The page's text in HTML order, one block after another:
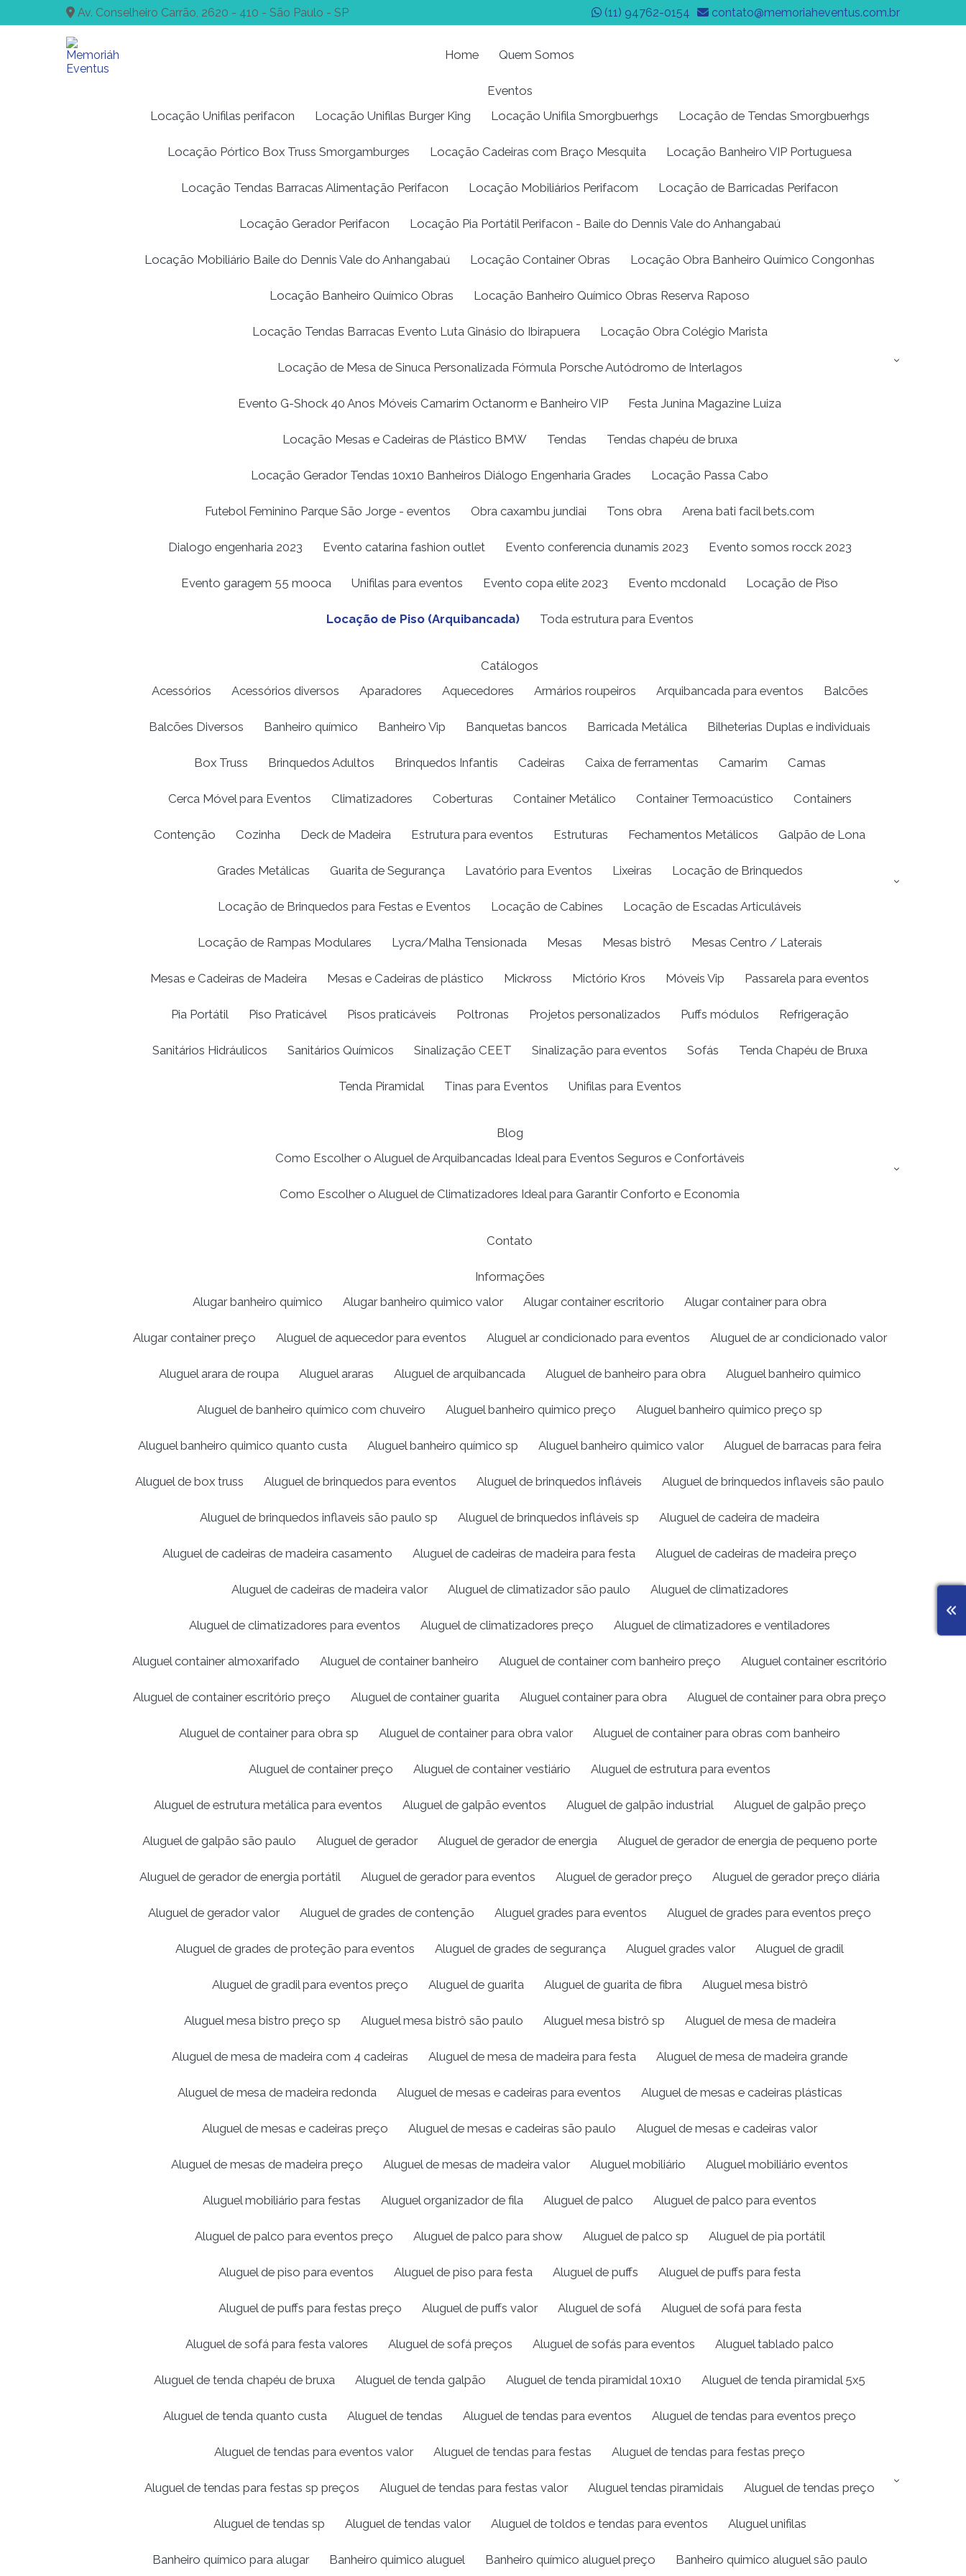
Av. Conselheiro Carrão, 2620 - 410 - São Paulo - SP (11) 94762-0154 contato@memoriaheventus.com.br
Home Quem Somos
Eventos
Locação Unifilas perifacon
Locação Unifilas Burger King Locação Unifila Smorgbuerhgs Locação de Tendas Smorgbuerhgs
Locação Pórtico Box Truss Smorgamburges Locação Cadeiras com Braço Mesquita Locação Banheiro VIP Portuguesa
Locação Tendas Barracas Alimentação Perifacon Locação Mobiliários Perifacom Locação de Barricadas Perifacon
Locação Gerador Perifacon Locação Pia Portátil Perifacon - Baile do Dennis Vale do Anhangabaú
Locação Mobiliário Baile do Dennis Vale do Anhangabaú Locação Container Obras Locação Obra Banheiro Químico Congonhas
Locação Banheiro Químico Obras Locação Banheiro Químico Obras Reserva Raposo
Locação Tendas Barracas Evento Luta Ginásio do Ibirapuera Locação Obra Colégio Marista
Locação de Mesa de Sinuca Personalizada Fórmula Porsche Autódromo de Interlagos
Evento G-Shock 40 Anos Móveis Camarim Octanorm e Banheiro VIP Festa Junina Magazine Luiza
Locação Mesas e Cadeiras de Plástico BMW Tendas Tendas chapéu de bruxa
Locação Gerador Tendas 10x10 Banheiros Diálogo Engenharia Grades Locação Passa Cabo
Futebol Feminino Parque São Jorge - eventos Obra caxambu jundiai Tons obra Arena bati facil bets.com
Dialogo engenharia 2023 Evento catarina fashion outlet Evento conferencia dunamis 2023 Evento somos rocck 2023
Evento garagem 55 mooca Unifilas para eventos Evento copa elite 2023 Evento mcdonald Locação de Piso
Locação de Piso (Arquibancada) Toda estrutura para Eventos
Catálogos
Acessórios
Acessórios diversos Aparadores Aquecedores Armários roupeiros Arquibancada para eventos Balcões
Balcões Diversos Banheiro químico Banheiro Vip Banquetas bancos Barricada Metálica Bilheterias Duplas e individuais
Box Truss Brinquedos Adultos Brinquedos Infantis Cadeiras Caixa de ferramentas Camarim Camas
Cerca Móvel para Eventos Climatizadores Coberturas Container Metálico Container Termoacústico Containers
Contenção Cozinha Deck de Madeira Estrutura para eventos Estruturas Fechamentos Metálicos Galpão de Lona
Grades Metálicas Guarita de Segurança Lavatório para Eventos Lixeiras Locação de Brinquedos
Locação de Brinquedos para Festas e Eventos Locação de Cabines Locação de Escadas Articuláveis
Locação de Rampas Modulares Lycra/Malha Tensionada Mesas Mesas bistrô Mesas Centro / Laterais
Mesas e Cadeiras de Madeira Mesas e Cadeiras de plástico Mickross Mictório Kros Móveis Vip Passarela para eventos
Pia Portátil Piso Praticável Pisos praticáveis Poltronas Projetos personalizados Puffs módulos Refrigeração
Sanitários Hidráulicos Sanitários Químicos Sinalização CEET Sinalização para eventos Sofás Tenda Chapéu de Bruxa
Tenda Piramidal Tinas para Eventos Unifilas para Eventos
Blog
Como Escolher o Aluguel de Arquibancadas Ideal para Eventos Seguros e Confortáveis
Como Escolher o Aluguel de Climatizadores Ideal para Garantir Conforto e Economia
Contato
Informações
Alugar banheiro químico
Alugar banheiro quimico valor Alugar container escritorio Alugar container para obra
Alugar container preço Aluguel de aquecedor para eventos Aluguel ar condicionado para eventos Aluguel de ar condicionado valor
Aluguel arara de roupa Aluguel araras Aluguel de arquibancada Aluguel de banheiro para obra Aluguel banheiro quimico
Aluguel de banheiro químico com chuveiro Aluguel banheiro quimico preço Aluguel banheiro quimico preço sp
Aluguel banheiro quimico quanto custa Aluguel banheiro químico sp Aluguel banheiro quimico valor Aluguel de barracas para feira
Aluguel de box truss Aluguel de brinquedos para eventos Aluguel de brinquedos infláveis Aluguel de brinquedos inflaveis são paulo
Aluguel de brinquedos inflaveis são paulo sp Aluguel de brinquedos infláveis sp Aluguel de cadeira de madeira
Aluguel de cadeiras de madeira casamento Aluguel de cadeiras de madeira para festa Aluguel de cadeiras de madeira preço
Aluguel de cadeiras de madeira valor Aluguel de climatizador são paulo Aluguel de climatizadores
Aluguel de climatizadores para eventos Aluguel de climatizadores preço Aluguel de climatizadores e ventiladores
Aluguel container almoxarifado Aluguel de container banheiro Aluguel de container com banheiro preço Aluguel container escritório
Aluguel de container escritório preço Aluguel de container guarita Aluguel container para obra Aluguel de container para obra preço
Aluguel de container para obra sp Aluguel de container para obra valor Aluguel de container para obras com banheiro
Aluguel de container preço Aluguel de container vestiário Aluguel de estrutura para eventos
Aluguel de estrutura metálica para eventos Aluguel de galpão eventos Aluguel de galpão industrial Aluguel de galpão preço
Aluguel de galpão são paulo Aluguel de gerador Aluguel de gerador de energia Aluguel de gerador de energia de pequeno porte
Aluguel de gerador de energia portátil Aluguel de gerador para eventos Aluguel de gerador preço Aluguel de gerador preço diária
Aluguel de gerador valor Aluguel de grades de contenção Aluguel grades para eventos Aluguel de grades para eventos preço
Aluguel de grades de proteção para eventos Aluguel de grades de segurança Aluguel grades valor Aluguel de gradil
Aluguel de gradil para eventos preço Aluguel de guarita Aluguel de guarita de fibra Aluguel mesa bistrô
Aluguel mesa bistro preço sp Aluguel mesa bistrô são paulo Aluguel mesa bistrô sp Aluguel de mesa de madeira
Aluguel de mesa de madeira com 4 cadeiras Aluguel de mesa de madeira para festa Aluguel de mesa de madeira grande
Aluguel de mesa de madeira redonda Aluguel de mesas e cadeiras para eventos Aluguel de mesas e cadeiras plásticas
Aluguel de mesas e cadeiras preço Aluguel de mesas e cadeiras são paulo Aluguel de mesas e cadeiras valor
Aluguel de mesas de madeira preço Aluguel de mesas de madeira valor Aluguel mobiliário Aluguel mobiliário eventos
Aluguel mobiliário para festas Aluguel organizador de fila Aluguel de palco Aluguel de palco para eventos
Aluguel de palco para eventos preço Aluguel de palco para show Aluguel de palco sp Aluguel de pia portátil
Aluguel de piso para eventos Aluguel de piso para festa Aluguel de puffs Aluguel de puffs para festa
Aluguel de puffs para festas preço Aluguel de puffs valor Aluguel de sofá Aluguel de sofá para festa
Aluguel de sofá para festa valores Aluguel de sofá preços Aluguel de sofás para eventos Aluguel tablado palco
Aluguel de tenda chapéu de bruxa Aluguel de tenda galpão Aluguel de tenda piramidal 10x10 Aluguel de tenda piramidal 5x5
Aluguel de tenda quanto custa Aluguel de tendas Aluguel de tendas para eventos Aluguel de tendas para eventos preço
Aluguel de tendas para eventos valor Aluguel de tendas para festas Aluguel de tendas para festas preço
Aluguel de tendas para festas sp preços Aluguel de tendas para festas valor Aluguel tendas piramidais Aluguel de tendas preço
Aluguel de tendas sp Aluguel de tendas valor Aluguel de toldos e tendas para eventos Aluguel unifilas
Banheiro químico para alugar Banheiro quimico aluguel Banheiro químico aluguel preço Banheiro quimico aluguel são paulo